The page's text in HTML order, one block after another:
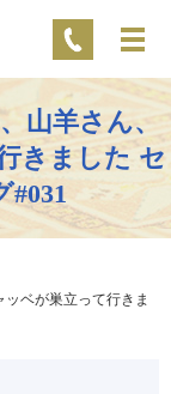
山羊さん、
きました セ
#031
ベが巣立って行きま